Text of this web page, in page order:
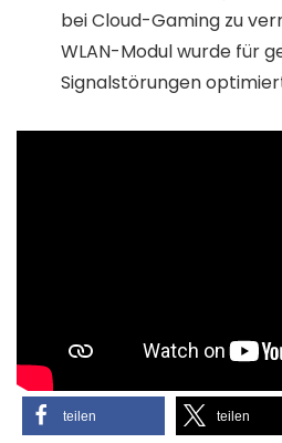
bei Cloud-Gaming zu
WLAN-Modul wurde für
Signalstörungen
teilen teilen